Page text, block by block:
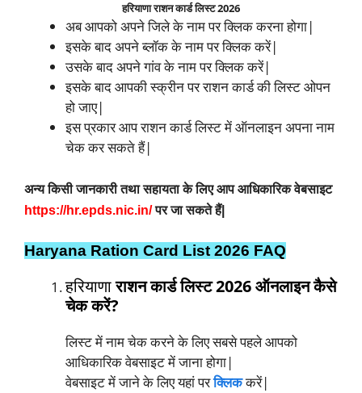
हरियाणा राशन कार्ड लिस्ट 2026
अब आपको अपने जिले के नाम पर क्लिक करना होगा|
इसके बाद अपने ब्लॉक के नाम पर क्लिक करें|
उसके बाद अपने गांव के नाम पर क्लिक करें|
इसके बाद आपकी स्क्रीन पर राशन कार्ड की लिस्ट ओपन
हो जाए|
इस प्रकार आप राशन कार्ड लिस्ट में ऑनलाइन अपना नाम
चेक कर सकते हैं|
अन्य किसी जानकारी तथा सहायता के लिए आप आधिकारिक वेबसाइट
https://hr.epds.nic.in/पर जा सकते हैं|
Haryana Ration Card List 2026 FAQ
हरियाणाराशन कार्ड लिस्ट 2026 ऑनलाइन कैसे
चेक करें?
लिस्ट में नाम चेक करने के लिए सबसे पहले आपको
आधिकारिक वेबसाइट में जाना होगा|
वेबसाइट में जाने के लिए यहां परक्लिककरें|